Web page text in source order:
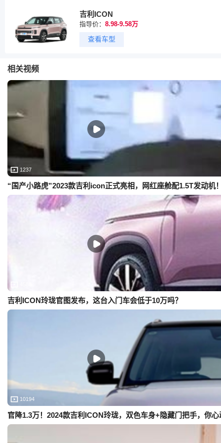
吉利ICON
指导价： 8.98-9.58万
查看车型
相关视频
1237
“国产小路虎”2023款吉利icon正式亮相，网红座舱配1.5T发动机
吉利ICON玲珑官图发布，这台入门车会低于10万吗？
10194
官降1.3万！2024款吉利ICON玲珑，双色车身+隐藏门把手，你心